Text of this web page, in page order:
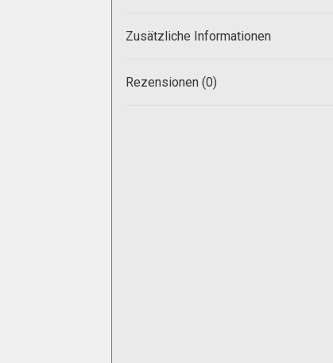
Zusätzliche Informationen
Rezensionen (0)